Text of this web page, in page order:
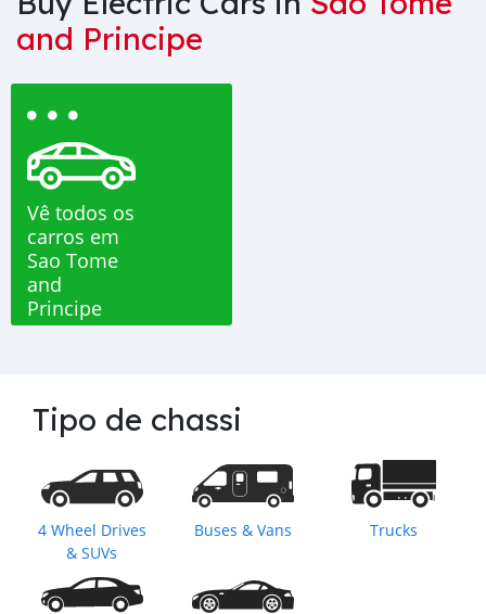
and Principe
Vê todos os
carros em
Sao Tome
and
Principe
Tipo de chassi
4 Wheel Drives
& SUVs
Buses & Vans Trucks